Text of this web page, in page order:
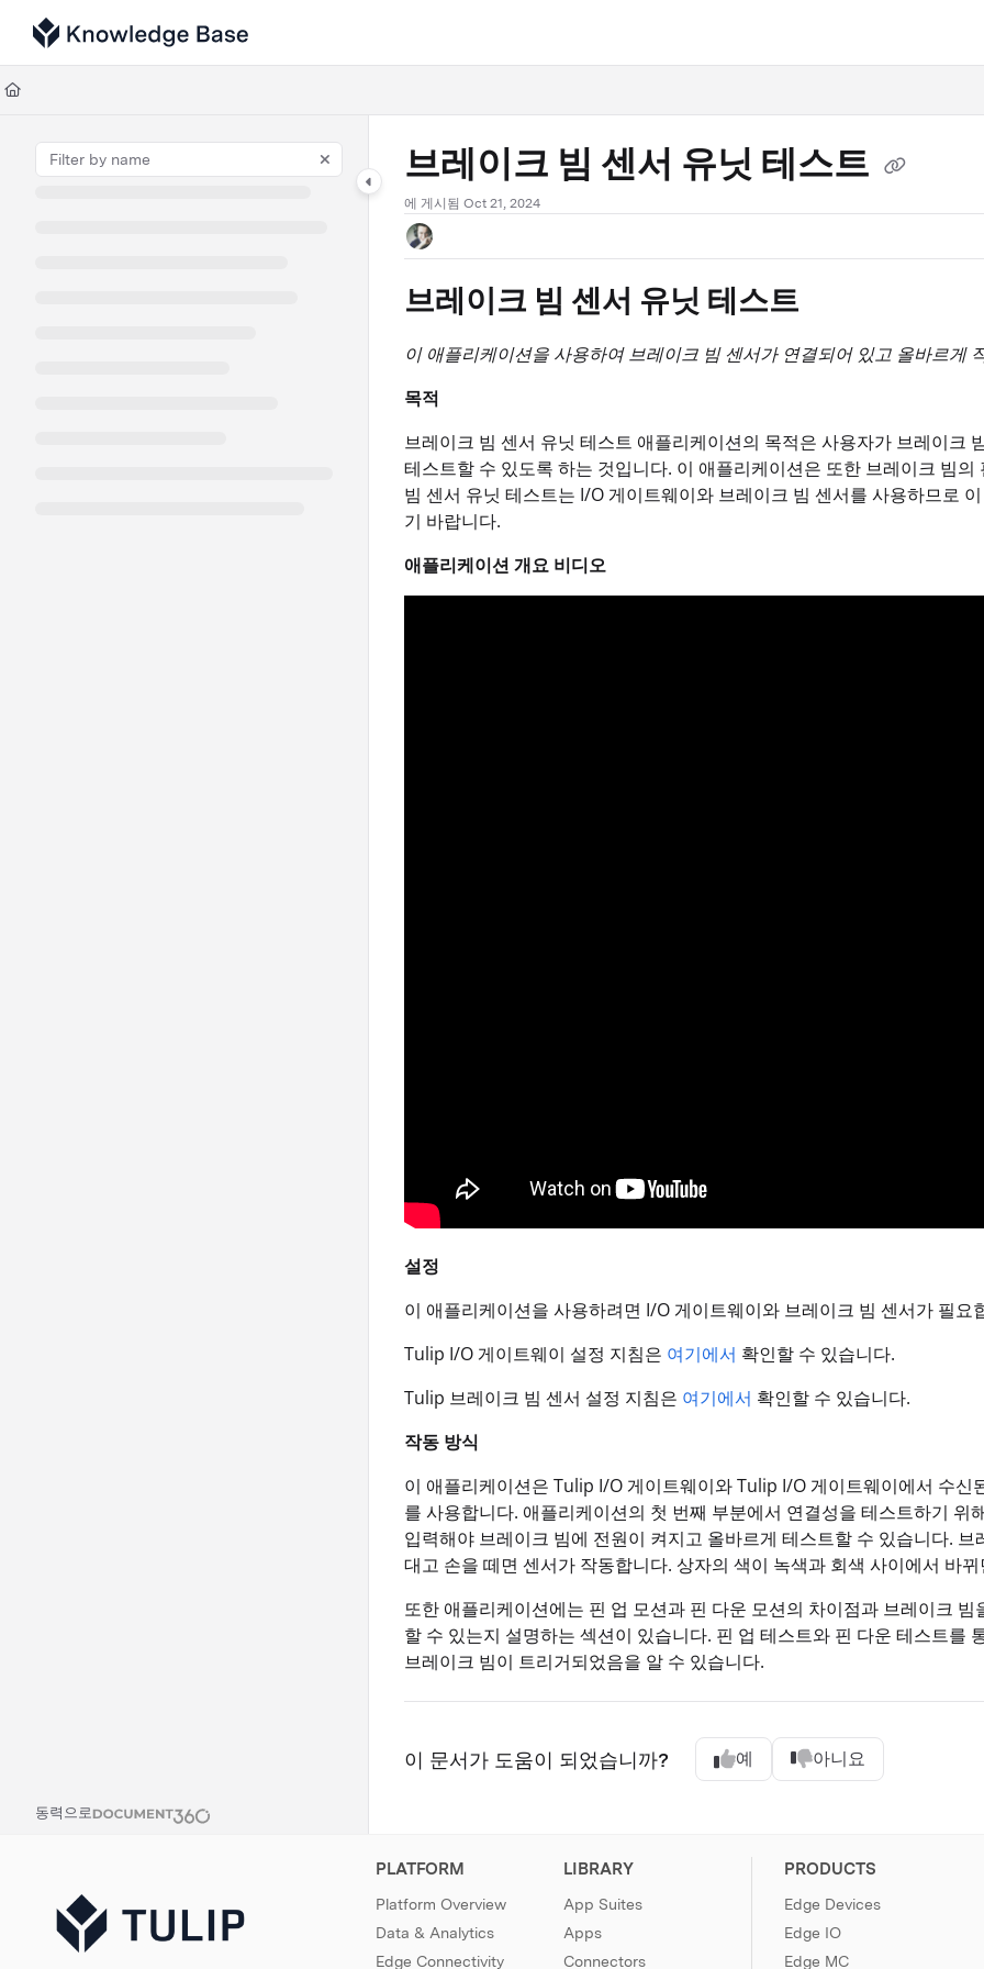
Documentation Index
Fetch the complete documentation index at:
Use this file to discover all available pages before exploring further.
동력으로
브레이크 빔 센서 유닛 테스트
에 게시됨 Oct 21, 2024
브레이크 빔 센서 유닛 테스트
이 애플리케이션을 사용하여 브레이크 빔 센서가 연결되어 있고 올바르게
목적
브레이크 빔 센서 유닛 테스트 애플리케이션의 목적은 사용자가 브레이크
테스트할 수 있도록 하는 것입니다. 이 애플리케이션은 또한 브레이크 빔
빔 센서 유닛 테스트는 I/O 게이트웨이와 브레이크 빔 센서를 사용하므로
기 바랍니다.
애플리케이션 개요 비디오
설정
이 애플리케이션을 사용하려면 I/O 게이트웨이와 브레이크 빔 센서가 필요
Tulip I/O 게이트웨이 설정 지침은 여기에서 확인할 수 있습니다.
Tulip 브레이크 빔 센서 설정 지침은 여기에서 확인할 수 있습니다.
작동 방식
이 애플리케이션은 Tulip I/O 게이트웨이와 Tulip I/O 게이트웨이에서 수
를 사용합니다. 애플리케이션의 첫 번째 부분에서 연결성을 테스트하기
입력해야 브레이크 빔에 전원이 켜지고 올바르게 테스트할 수 있습니다.
대고 손을 떼면 센서가 작동합니다. 상자의 색이 녹색과 회색 사이에서 바
또한 애플리케이션에는 핀 업 모션과 핀 다운 모션의 차이점과 브레이크
할 수 있는지 설명하는 섹션이 있습니다. 핀 업 테스트와 핀 다운 테스트를
브레이크 빔이 트리거되었음을 알 수 있습니다.
이 문서가 도움이 되었습니까? 예 아니요
PLATFORM
Platform Overview
Data & Analytics
Edge Connectivity
LIBRARY
App Suites
Apps
Connectors
PRODUCTS
Edge Devices
Edge IO
Edge MC